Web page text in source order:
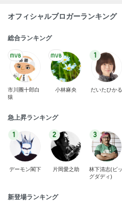
オフィシャルブロガーランキング
総合ランキング
市川團十郎白
猿
小林麻央
1
だいたひかる
急上昇ランキング
1
デーモン閣下
2
片岡愛之助
3
林下清志(ビッ
グダディ)
新登場ランキング